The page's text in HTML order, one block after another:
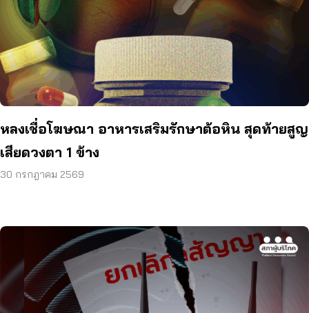
หลงเชื่อโฆษณา อาหารเสริมรักษาต้อหิน สุดท้ายสูญ
เสียดวงตา 1 ข้าง
30 กรกฎาคม 2569